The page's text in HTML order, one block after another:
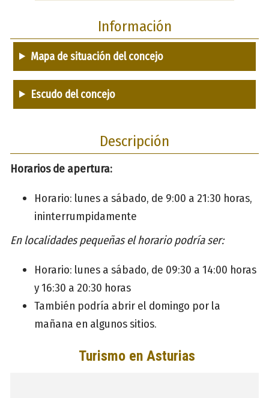
Información
Mapa de situación del concejo
Escudo del concejo
Descripción
Horarios de apertura:
Horario: lunes a sábado, de 9:00 a 21:30 horas,
ininterrumpidamente
En localidades pequeñas el horario podría ser:
Horario: lunes a sábado, de 09:30 a 14:00 horas
y 16:30 a 20:30 horas
También podría abrir el domingo por la
mañana en algunos sitios.